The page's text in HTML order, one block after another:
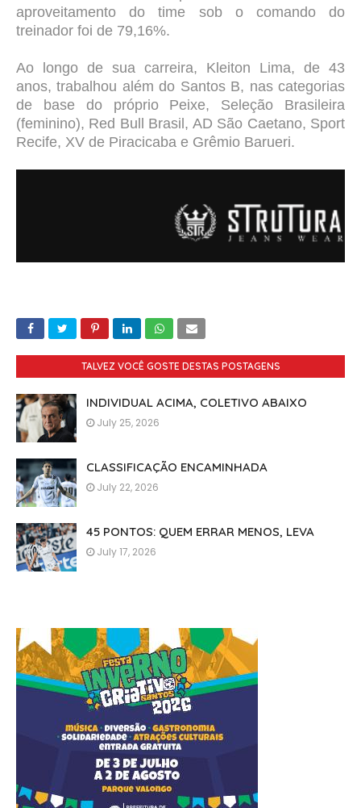
aproveitamento do time sob o comando do
treinador foi de 79,16%.
Ao longo de sua carreira, Kleiton Lima, de 43
anos, trabalhou além do Santos B, nas categorias
de base do próprio Peixe, Seleção Brasileira
(feminino), Red Bull Brasil, AD São Caetano, Sport
Recife, XV de Piracicaba e Grêmio Barueri.
TALVEZ VOCÊ GOSTE DESTAS POSTAGENS
INDIVIDUAL ACIMA, COLETIVO ABAIXO
July 25, 2026
CLASSIFICAÇÃO ENCAMINHADA
July 22, 2026
45 PONTOS: QUEM ERRAR MENOS, LEVA
July 17, 2026